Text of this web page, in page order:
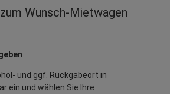
Wunsch-Mietwagen
und ggf. Rückgabeort in
ein und wählen Sie Ihre